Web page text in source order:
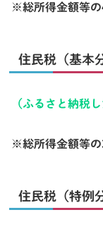
※総所得金額等の
住民税（基本
（ふるさと納
※総所得金額等の
住民税（特例